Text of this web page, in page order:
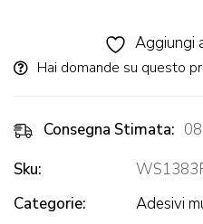
Aggiungi
Hai domande su questo
Consegna Stimata:
Sku:
Categorie:
Adesivi